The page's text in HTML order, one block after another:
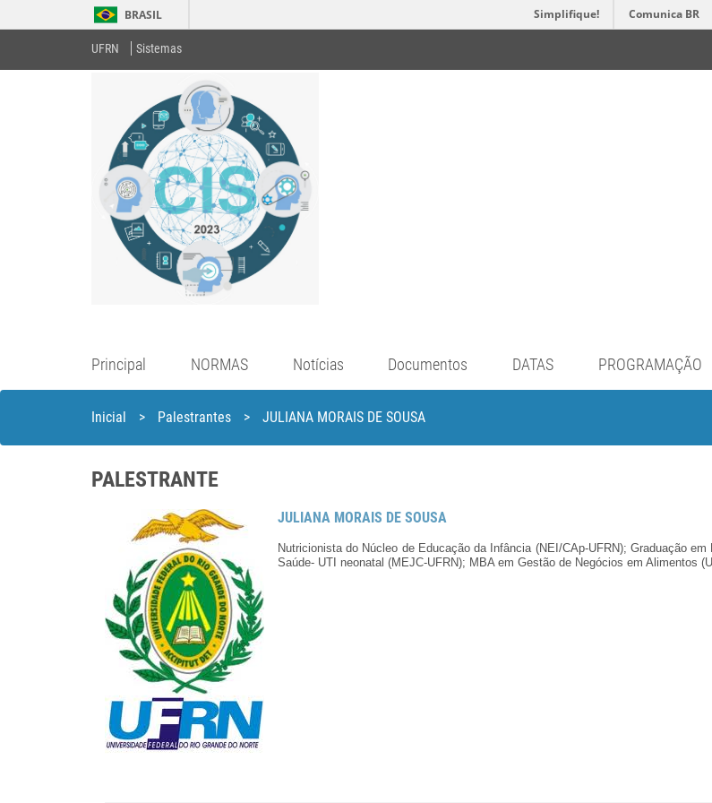
BRASIL Simplifique! Comunica BR
UFRN Sistemas
Principal NORMAS Notícias Documentos DATAS PROGRAMAÇÃO
Inicial > Palestrantes > JULIANA MORAIS DE SOUSA
PALESTRANTE
JULIANA MORAIS DE SOUSA
Nutricionista do Núcleo de Educação da Infância (NEI/CAp-UFRN); Graduação em
Saúde- UTI neonatal (MEJC-UFRN); MBA em Gestão de Negócios em Alimentos